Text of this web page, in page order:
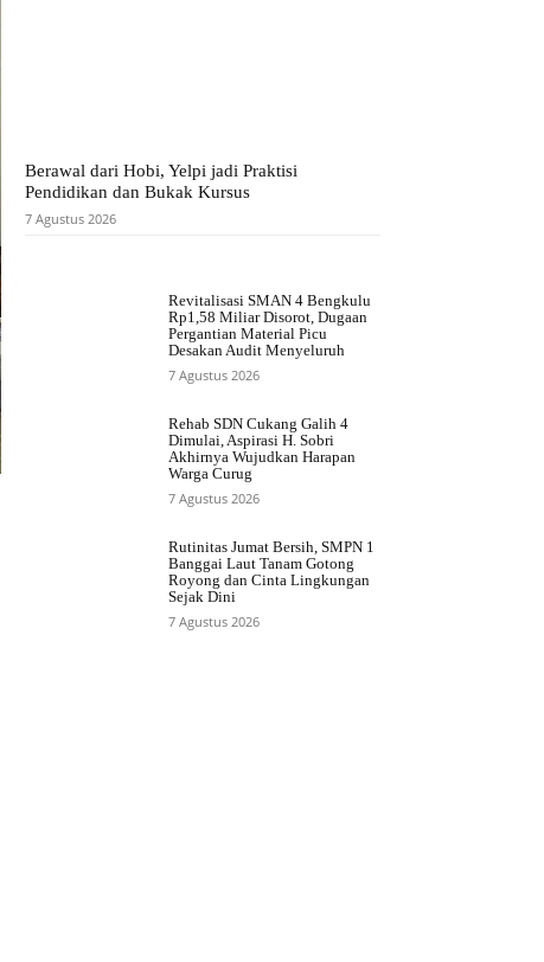
Berawal dari Hobi, Yelpi jadi Praktisi
Pendidikan dan Bukak Kursus
7 Agustus 2026
Revitalisasi SMAN 4 Bengkulu
Rp1,58 Miliar Disorot, Dugaan
Pergantian Material Picu
Desakan Audit Menyeluruh
7 Agustus 2026
Rehab SDN Cukang Galih 4
Dimulai, Aspirasi H. Sobri
Akhirnya Wujudkan Harapan
Warga Curug
7 Agustus 2026
Rutinitas Jumat Bersih, SMPN 1
Banggai Laut Tanam Gotong
Royong dan Cinta Lingkungan
Sejak Dini
7 Agustus 2026